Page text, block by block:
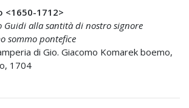
<1650-1712>
Guidi alla santità di nostro signore
sommo pontefice
di Gio. Giacomo Komarek boemo,
1704